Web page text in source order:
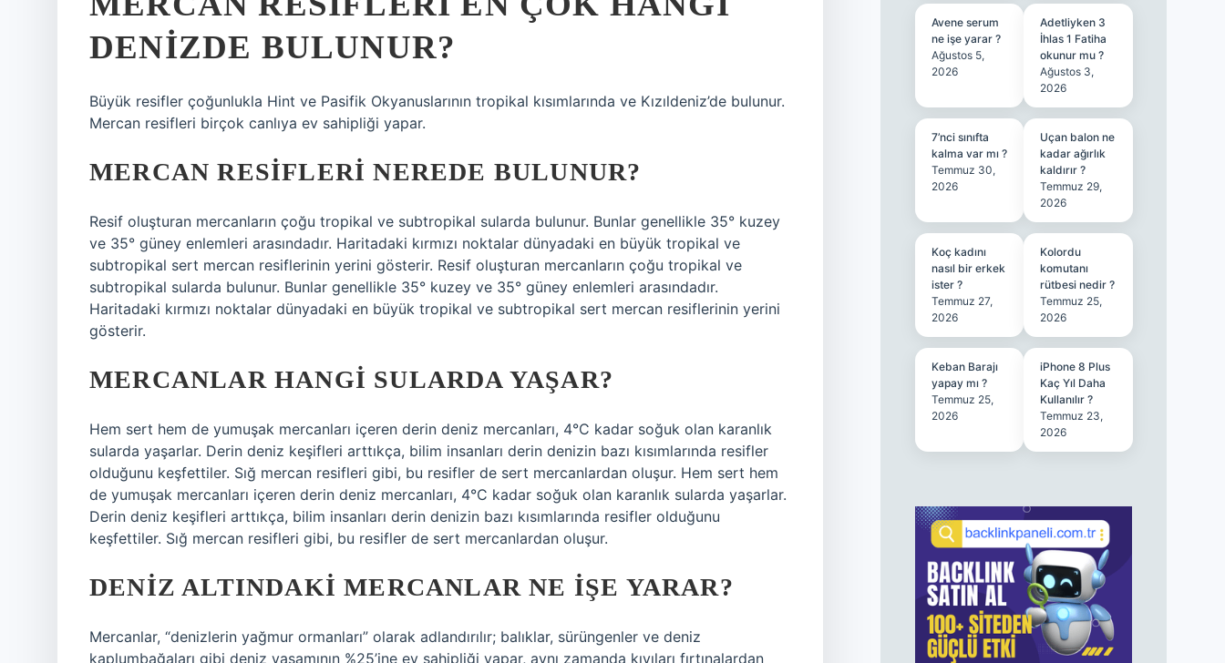
DENIZDE BULUNUR?
Büyük resifler çoğunlukla Hint ve Pasifik Okyanuslarının tropikal kısımlarında ve Kızıldeniz’de bulunur.
Mercan resifleri birçok canlıya ev sahipliği yapar.
MERCAN RESIFLERI NEREDE BULUNUR?
Resif oluşturan mercanların çoğu tropikal ve subtropikal sularda bulunur. Bunlar genellikle 35° kuzey
ve 35° güney enlemleri arasındadır. Haritadaki kırmızı noktalar dünyadaki en büyük tropikal ve
subtropikal sert mercan resiflerinin yerini gösterir. Resif oluşturan mercanların çoğu tropikal ve
subtropikal sularda bulunur. Bunlar genellikle 35° kuzey ve 35° güney enlemleri arasındadır.
Haritadaki kırmızı noktalar dünyadaki en büyük tropikal ve subtropikal sert mercan resiflerinin yerini
gösterir.
MERCANLAR HANGI SULARDA YAŞAR?
Hem sert hem de yumuşak mercanları içeren derin deniz mercanları, 4°C kadar soğuk olan karanlık
sularda yaşarlar. Derin deniz keşifleri arttıkça, bilim insanları derin denizin bazı kısımlarında resifler
olduğunu keşfettiler. Sığ mercan resifleri gibi, bu resifler de sert mercanlardan oluşur. Hem sert hem
de yumuşak mercanları içeren derin deniz mercanları, 4°C kadar soğuk olan karanlık sularda yaşarlar.
Derin deniz keşifleri arttıkça, bilim insanları derin denizin bazı kısımlarında resifler olduğunu
keşfettiler. Sığ mercan resifleri gibi, bu resifler de sert mercanlardan oluşur.
DENIZ ALTINDAKI MERCANLAR NE IŞE YARAR?
Mercanlar, “denizlerin yağmur ormanları” olarak adlandırılır; balıklar, sürüngenler ve deniz
kaplumbağaları gibi deniz yaşamının %25’ine ev sahipliği yapar, aynı zamanda kıyıları fırtınalardan
Avene serum
ne işe yarar ?
Ağustos 5,
2026
Adetliyken 3
İhlas 1 Fatiha
okunur mu ?
Ağustos 3,
2026
7’nci sınıfta
kalma var mı ?
Temmuz 30,
2026
Uçan balon ne
kadar ağırlık
kaldırır ?
Temmuz 29,
2026
Koç kadını
nasıl bir erkek
ister ?
Temmuz 27,
2026
Kolordu
komutanı
rütbesi nedir ?
Temmuz 25,
2026
Keban Barajı
yapay mı ?
Temmuz 25,
2026
iPhone 8 Plus
Kaç Yıl Daha
Kullanılır ?
Temmuz 23,
2026